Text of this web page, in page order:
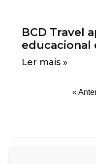
BCD Travel
educacional
Ler mais »
«